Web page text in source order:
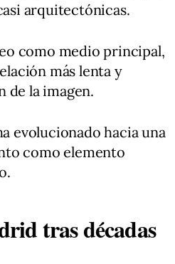
arquitectónicas.
como medio principal,
más lenta y
la imagen.
evolucionado hacia una
como elemento
tras décadas